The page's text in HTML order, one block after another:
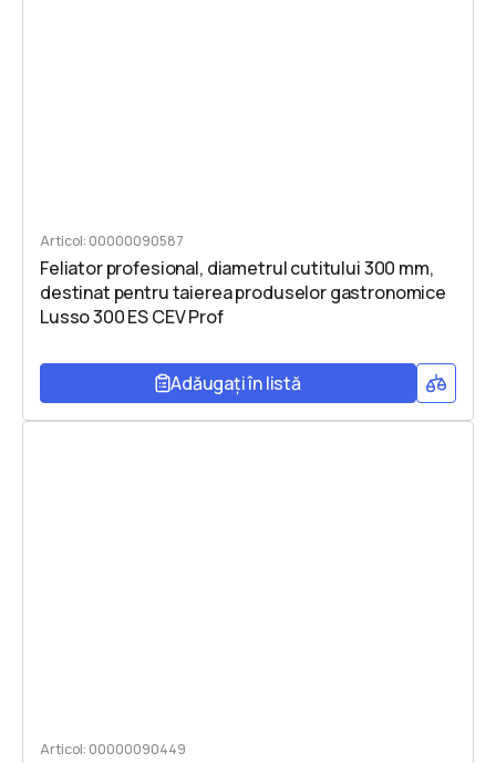
Articol: 00000090587
Feliator profesional, diametrul cutitului 300 mm,
destinat pentru taierea produselor gastronomice
Lusso 300 ES CEV Prof
Adăugați în listă
Articol: 00000090449